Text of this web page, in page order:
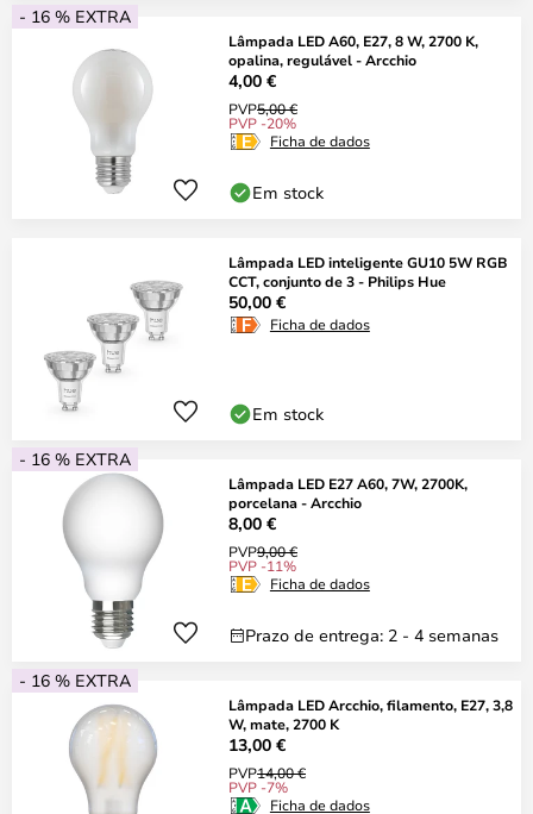
- 16 % EXTRA
Lâmpada LED A60, E27, 8 W, 2700 K,
opalina, regulável - Arcchio
4,00 €
PVP5,00 €
PVP -20%
Ficha de dados
Em stock
Lâmpada LED inteligente GU10 5W RGB
CCT, conjunto de 3 - Philips Hue
50,00 €
Ficha de dados
Em stock
- 16 % EXTRA
Lâmpada LED E27 A60, 7W, 2700K,
porcelana - Arcchio
8,00 €
PVP9,00 €
PVP -11%
Ficha de dados
Prazo de entrega: 2 - 4 semanas
- 16 % EXTRA
Lâmpada LED Arcchio, filamento, E27, 3,8
W, mate, 2700 K
13,00 €
PVP14,00 €
PVP -7%
Ficha de dados